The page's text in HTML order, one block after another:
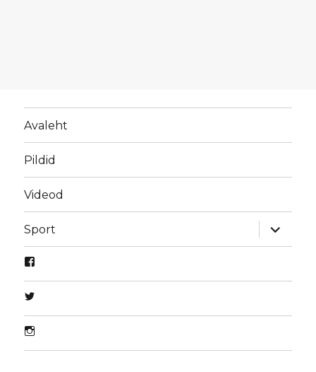
Avaleht
Pildid
Videod
Sport
laienda